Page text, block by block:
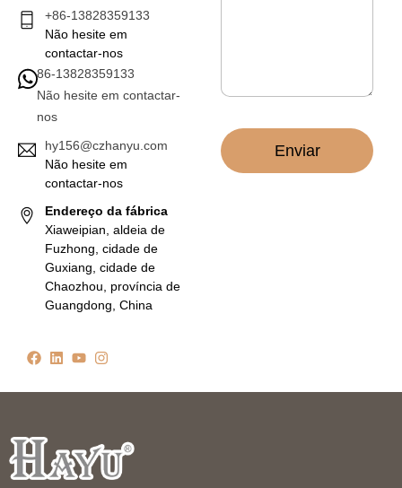
+86-13828359133
Não hesite em
contactar-nos
86-13828359133
Não hesite em contactar-
nos
hy156@czhanyu.com
Não hesite em
contactar-nos
Endereço da fábrica
Xiaweipian, aldeia de
Fuzhong, cidade de
Guxiang, cidade de
Chaozhou, província de
Guangdong, China
c
Enviar